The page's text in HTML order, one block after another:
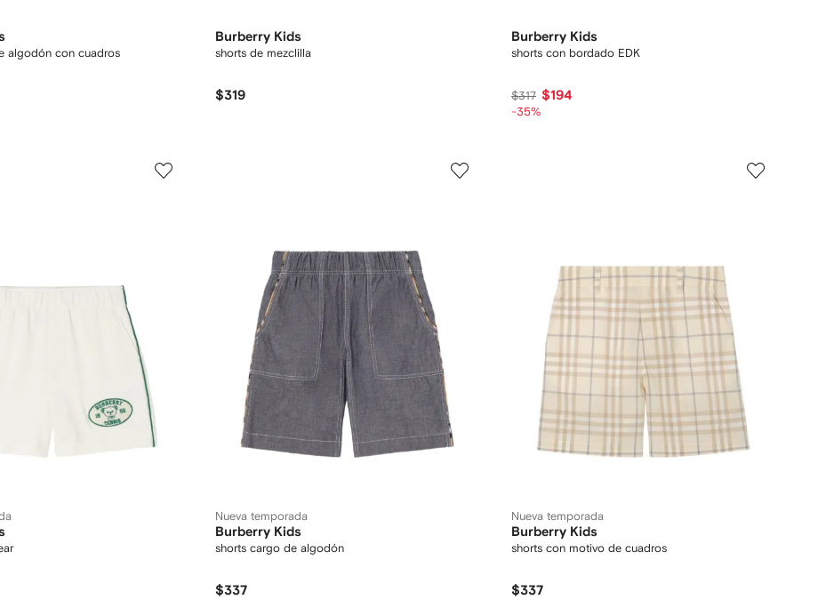
algodón con cuadros
Burberry Kids
shorts de mezclilla
$319
Burberry Kids
shorts con bordado EDK
$317 $194
-35%
Nueva temporada
Burberry Kids
shorts cargo de algodón
$337
Nueva temporada
Burberry Kids
shorts con motivo de cuadros
$337